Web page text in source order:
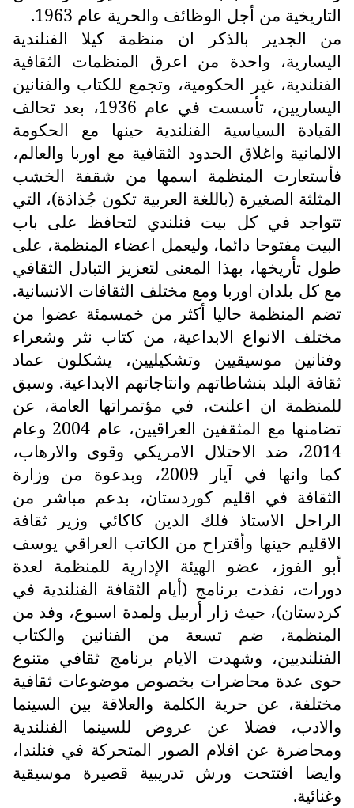
التاريخية من أجل الوظائف والحرية عام 1963.
من الجدير بالذكر ان منظمة كيلا الفنلندية
اليسارية، واحدة من اعرق المنظمات الثقافية
الفنلندية، غير الحكومية، وتجمع للكتاب والفنانين
اليساريين، تأسست في عام 1936، بعد تحالف
القيادة السياسية الفنلندية حينها مع الحكومة
الالمانية واغلاق الحدود الثقافية مع اوربا والعالم،
فأستعارت المنظمة اسمها من شقفة الخشب
المثلثة الصغيرة (باللغة العربية تكون جُذاذة)، التي
تتواجد في كل بيت فنلندي لتحافظ على باب
البيت مفتوحا دائما، وليعمل اعضاء المنظمة، على
طول تأريخها، بهذا المعنى لتعزيز التبادل الثقافي
مع كل بلدان اوربا ومع مختلف الثقافات الانسانية.
تضم المنظمة حاليا أكثر من خمسمئة عضوا من
مختلف الانواع الابداعية، من كتاب نثر وشعراء
وفنانين موسيقيين وتشكيليين، يشكلون عماد
ثقافة البلد بنشاطاتهم وانتاجاتهم الابداعية. وسبق
للمنظمة ان اعلنت، في مؤتمراتها العامة، عن
تضامنها مع المثقفين العراقيين، عام 2004 وعام
2014، ضد الاحتلال الامريكي وقوى والارهاب،
كما وانها في آيار 2009، وبدعوة من وزارة
الثقافة في اقليم كوردستان، بدعم مباشر من
الراحل الاستاذ فلك الدين كاكائي وزير ثقافة
الاقليم حينها وأقتراح من الكاتب العراقي يوسف
أبو الفوز، عضو الهيئة الإدارية للمنظمة لعدة
دورات، نفذت برنامج (أيام الثقافة الفنلندية في
كردستان)، حيث زار أربيل ولمدة اسبوع، وفد من
المنظمة، ضم تسعة من الفنانين والكتاب
الفنلنديين، وشهدت الايام برنامج ثقافي متنوع
حوى عدة محاضرات بخصوص موضوعات ثقافية
مختلفة، عن حرية الكلمة والعلاقة بين السينما
والادب، فضلا عن عروض للسينما الفنلندية
ومحاضرة عن افلام الصور المتحركة في فنلندا،
وايضا افتتحت ورش تدريبية قصيرة موسيقية
وغنائية.